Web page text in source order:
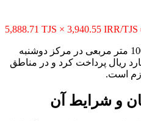
5,888.71 TJS × 3,940.55 IRR/
بنابراین، برای خرید یک آپارتمان 100 متر مربعی در مرکز دوشنبه
باید حدود 3.6 میلیارد ریال پرداخت کرد و در مناطق
و شرایط آن